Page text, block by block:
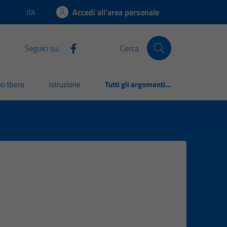
Lingua attiva:
ITA Accedi all'area personale
Seguici su: Cerca
libero Istruzione Tutti gli argomenti...